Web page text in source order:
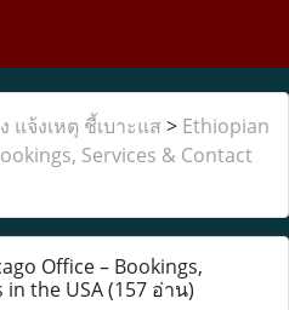
แจ้งเหตุ ชี้เบาะแส > Ethiopian
Services & Contact
Office – Bookings,
in the USA(157 อ่าน)